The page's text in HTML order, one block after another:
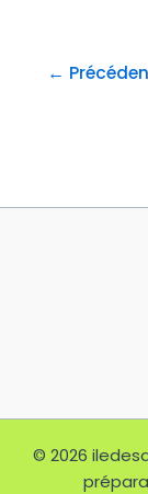
antao
←
© 2026